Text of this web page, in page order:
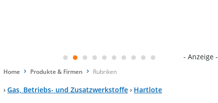
- Anzeige -
Home Produkte & Firmen Rubriken
› Gas, Betriebs- und Zusatzwerkstoffe › Hartlote